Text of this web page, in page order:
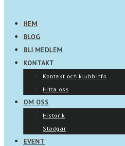
HEM
BLOG
BLI MEDLEM
KONTAKT
Kontakt och klubbinfo
Hitta oss
OM OSS
Historik
Stadgar
EVENT